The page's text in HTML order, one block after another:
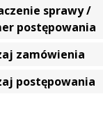
sprawy /
postępowania
zamówienia
postępowania